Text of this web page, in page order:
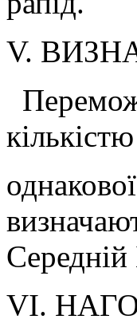
V.
Середній
VІ.